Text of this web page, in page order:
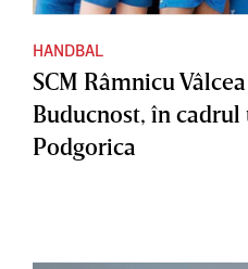
HANDBAL
SCM Râmnicu
Buducnost, în
Podgorica